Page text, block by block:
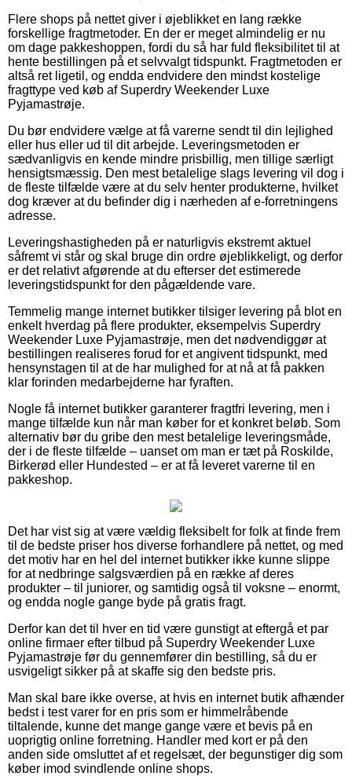
Flere shops på nettet giver i øjeblikket en lang række
forskellige fragtmetoder. En der er meget almindelig er nu
om dage pakkeshoppen, fordi du så har fuld fleksibilitet til at
hente bestillingen på et selvvalgt tidspunkt. Fragtmetoden er
altså ret ligetil, og endda endvidere den mindst kostelige
fragttype ved køb af Superdry Weekender Luxe
Pyjamastrøje.
Du bør endvidere vælge at få varerne sendt til din lejlighed
eller hus eller ud til dit arbejde. Leveringsmetoden er
sædvanligvis en kende mindre prisbillig, men tillige særligt
hensigtsmæssig. Den mest betalelige slags levering vil dog i
de fleste tilfælde være at du selv henter produkterne, hvilket
dog kræver at du befinder dig i nærheden af e-forretningens
adresse.
Leveringshastigheden på er naturligvis ekstremt aktuel
såfremt vi står og skal bruge din ordre øjeblikkeligt, og derfor
er det relativt afgørende at du efterser det estimerede
leveringstidspunkt for den pågældende vare.
Temmelig mange internet butikker tilsiger levering på blot en
enkelt hverdag på flere produkter, eksempelvis Superdry
Weekender Luxe Pyjamastrøje, men det nødvendiggør at
bestillingen realiseres forud for et angivent tidspunkt, med
hensynstagen til at de har mulighed for at nå at få pakken
klar forinden medarbejderne har fyraften.
Nogle få internet butikker garanterer fragtfri levering, men i
mange tilfælde kun når man køber for et konkret beløb. Som
alternativ bør du gribe den mest betalelige leveringsmåde,
der i de fleste tilfælde – uanset om man er tæt på Roskilde,
Birkerød eller Hundested – er at få leveret varerne til en
pakkeshop.
Det har vist sig at være vældig fleksibelt for folk at finde frem
til de bedste priser hos diverse forhandlere på nettet, og med
det motiv har en hel del internet butikker ikke kunne slippe
for at nedbringe salgsværdien på en række af deres
produkter – til juniorer, og samtidig også til voksne – enormt,
og endda nogle gange byde på gratis fragt.
Derfor kan det til hver en tid være gunstigt at eftergå et par
online firmaer efter tilbud på Superdry Weekender Luxe
Pyjamastrøje før du gennemfører din bestilling, så du er
usvigeligt sikker på at skaffe sig den bedste pris.
Man skal bare ikke overse, at hvis en internet butik afhænder
bedst i test varer for en pris som er himmelråbende
tiltalende, kunne det mange gange være et bevis på en
uoprigtig online forretning. Handler med kort er på den
anden side omsluttet af et regelsæt, der begunstiger dig som
køber imod svindlende online shops.